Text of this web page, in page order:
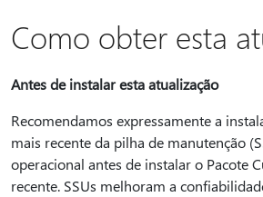
Como obter esta
Antes de instalar esta atualização
Recomendamos expressamente a
mais recente da pilha de manutenção
operacional antes de instalar o Pacote
recente. SSUs melhoram a